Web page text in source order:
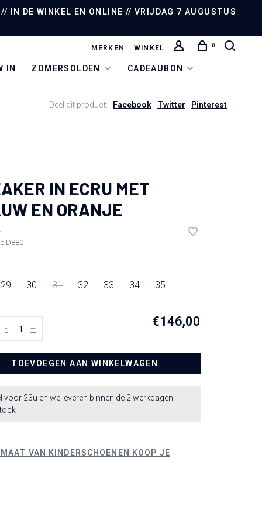
IN DE WINKEL EN ONLINE // VRIJDAG 7 AUGUSTUS
IN ZOMERSOLDEN CADEAUBON
MERKEN WINKEL 0
Deel dit product: Facebook Twitter Pinterest
IN ECRU MET
EN ORANJE
D880
29 30 31 32 33 34 35
+
- €146,00
TOEVOEGEN AAN WINKELWAGEN
voor 23u en we leveren binnen de 2 werkdagen.
VAN KINDERSCHOENEN KOOP JE